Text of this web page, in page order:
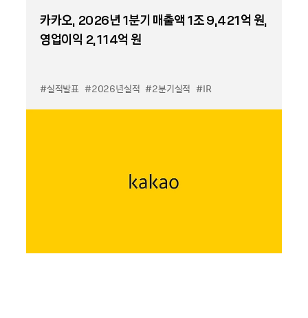
카카오, 2026년 1분기 매출액 1조 9,421억 원,
영업이익 2,114억 원
#실적발표 #2026년실적 #2분기실적 #IR